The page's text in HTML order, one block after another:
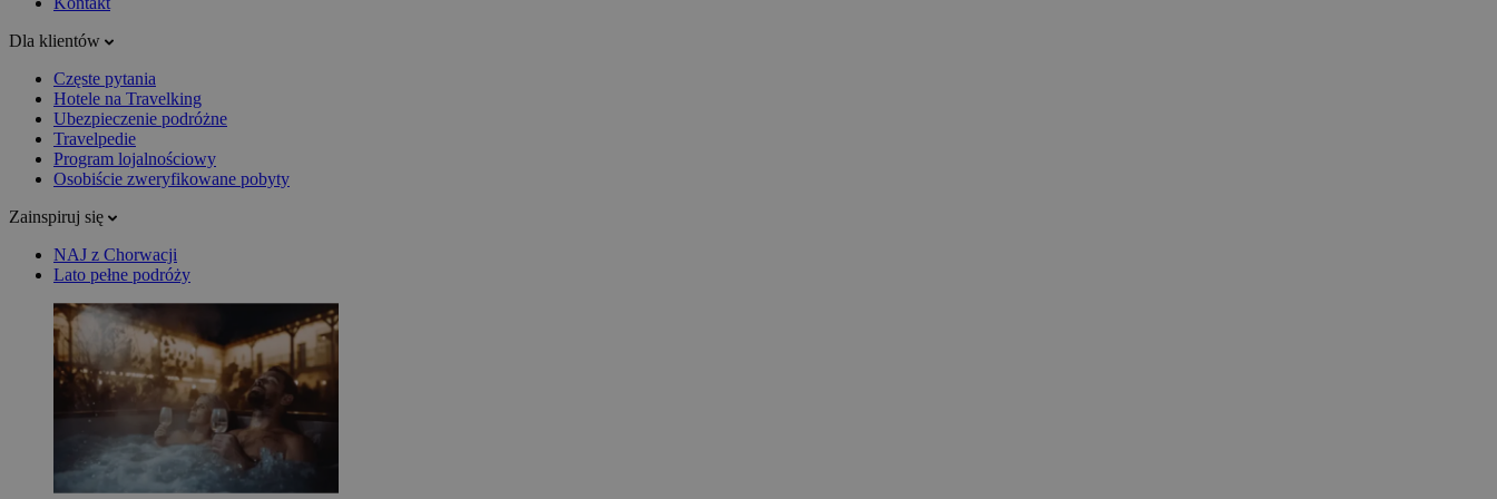
Dla klientów
Częste pytania
Hotele na Travelking
Ubezpieczenie podróżne
Travelpedie
Program lojalnościowy
Osobiście zweryfikowane pobyty
Zainspiruj się
NAJ z Chorwacji
Lato pełne podróży